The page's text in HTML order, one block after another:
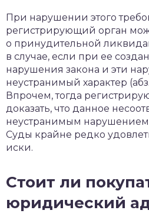
При нарушении этого
регистрирующий орган
о принудительной
в случае, если при ее
нарушения закона и эти
неустранимый характер
Впрочем, тогда
доказать, что данное
неустранимым нарушением
Суды крайне редко
иски.
Стоит ли
юридический